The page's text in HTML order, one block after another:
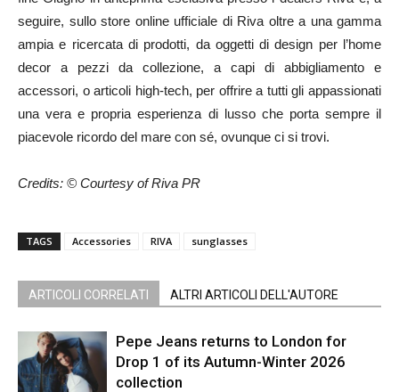
seguire, sullo store online ufficiale di Riva oltre a una gamma
ampia e ricercata di prodotti, da oggetti di design per l’home
decor a pezzi da collezione, a capi di abbigliamento e
accessori, o articoli high-tech, per offrire a tutti gli appassionati
una vera e propria esperienza di lusso che porta sempre il
piacevole ricordo del mare con sé, ovunque ci si trovi.
Credits: © Courtesy of Riva PR
TAGS Accessories RIVA sunglasses
ARTICOLI CORRELATI ALTRI ARTICOLI DELL'AUTORE
Pepe Jeans returns to London for
Drop 1 of its Autumn-Winter 2026
collection